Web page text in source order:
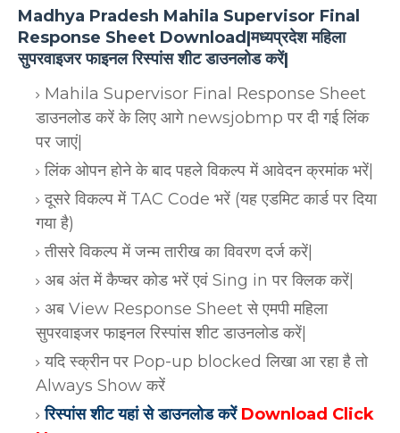
Madhya Pradesh Mahila Supervisor Final
Response Sheet Download|मध्यप्रदेश महिला
सुपरवाइजर फाइनल रिस्पांस शीट डाउनलोड करें|
Mahila Supervisor Final Response Sheet
डाउनलोड करें के लिए आगे newsjobmp पर दी गई लिंक
पर जाएं|
लिंक ओपन होने के बाद पहले विकल्प में आवेदन क्रमांक भरें|
दूसरे विकल्प में TAC Code भरें (यह एडमिट कार्ड पर दिया
गया है)
तीसरे विकल्प में जन्म तारीख का विवरण दर्ज करें|
अब अंत में कैप्चर कोड भरें एवं Sing in पर क्लिक करें|
अब View Response Sheet से एमपी महिला
सुपरवाइजर फाइनल रिस्पांस शीट डाउनलोड करें|
यदि स्क्रीन पर Pop-up blocked लिखा आ रहा है तो
Always Show करें
रिस्पांस शीट यहां से डाउनलोड करें Download Click